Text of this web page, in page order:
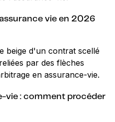
vie en 2026
vie : comment procéder